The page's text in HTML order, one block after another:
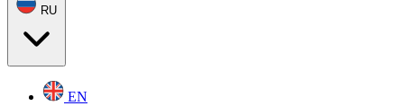
RU
EN